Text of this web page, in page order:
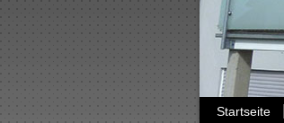
Startseite